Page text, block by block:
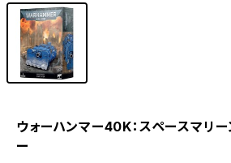
ウォーハンマー40K：スペースマリー
ー